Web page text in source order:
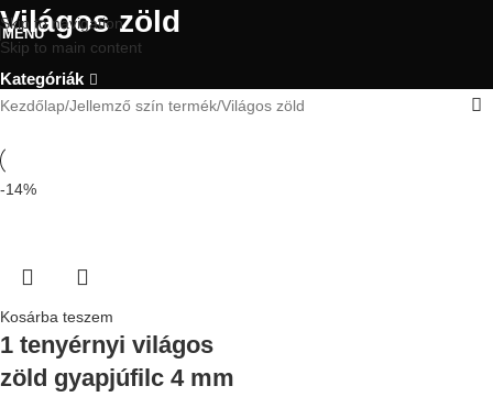
Skip to navigation
Skip to main content
MENU
Világos zöld
Kategóriák
Kezdőlap Jellemző szín termék Világos zöld
-14%
Kosárba teszem
1 tenyérnyi világos
zöld gyapjúfilc 4 mm